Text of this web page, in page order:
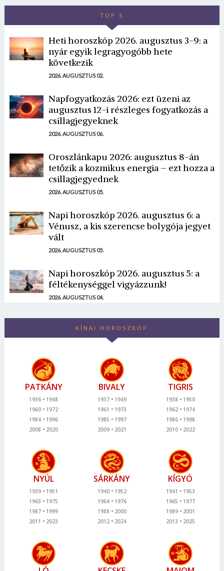
TOP 5
Heti horoszkóp 2026. augusztus 3-9: a
nyár egyik legragyogóbb hete
következik
2026. AUGUSZTUS 02.
Napfogyatkozás 2026: ezt üzeni az
augusztus 12-i részleges fogyatkozás a
csillagjegyeknek
2026. AUGUSZTUS 06.
Oroszlánkapu 2026: augusztus 8-án
tetőzik a kozmikus energia – ezt hozza a
csillagjegyednek
2026. AUGUSZTUS 05.
Napi horoszkóp 2026. augusztus 6: a
Vénusz, a kis szerencse bolygója jegyet
vált
2026. AUGUSZTUS 05.
Napi horoszkóp 2026. augusztus 5: a
féltékenységgel vigyázzunk!
2026. AUGUSZTUS 04.
KÍNAI HOROSZKÓP
PATKÁNY
1936
1948
1960
1972
1984
1996
2008
2020
BIVALY
1937
1949
1961
1973
1985
1997
2009
2021
TIGRIS
1938
1950
1962
1974
1986
1998
2010
2022
NYÚL
1939
1951
1963
1975
1987
1999
2011
2023
SÁRKÁNY
1940
1952
1964
1976
1988
2000
2012
2024
KÍGYÓ
1941
1953
1965
1977
1989
2001
2013
2025